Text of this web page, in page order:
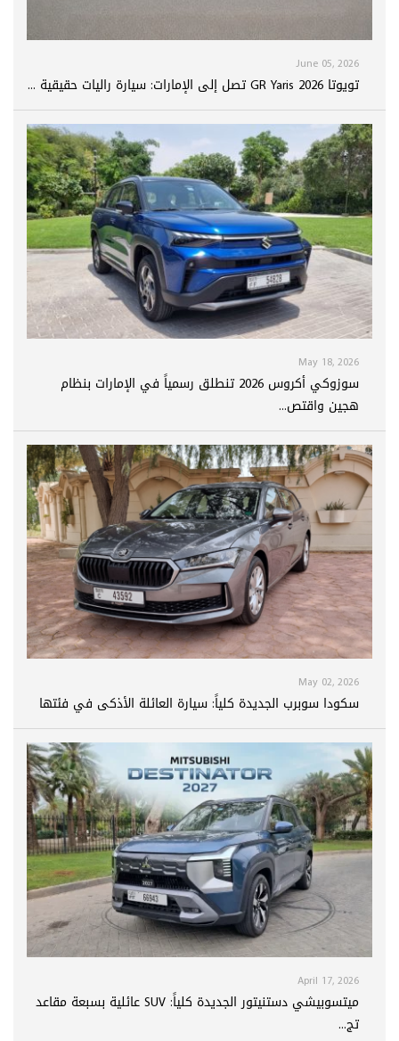
June 05, 2026
تويوتا GR Yaris 2026 تصل إلى الإمارات: سيارة راليات حقيقية ...
May 18, 2026
سوزوكي أكروس 2026 تنطلق رسمياً في الإمارات بنظام
هجين واقتص...
May 02, 2026
سكودا سوبرب الجديدة كلياً: سيارة العائلة الأذكى في فئتها
April 17, 2026
ميتسوبيشي دستنيتور الجديدة كلياً: SUV عائلية بسبعة مقاعد
تج...